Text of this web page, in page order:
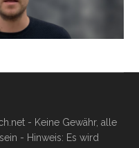
- Keine Gewähr, alle
- Hinweis: Es wird